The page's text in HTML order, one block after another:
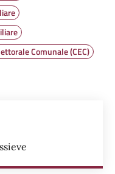
Comunale (CEC)